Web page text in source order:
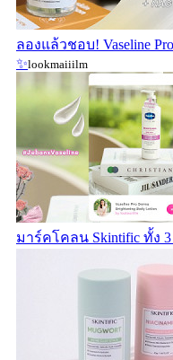
ลองแล้วชอบ! Vaseline
✨lookmaiiilm
มาร์คโคลน Skintific ทั้ง